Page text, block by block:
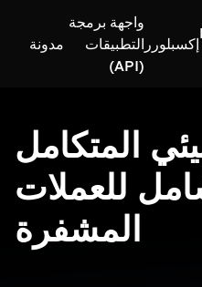
إكسبلورر
واجهة برمجة
التطبيقات
(API)
مدونة
المتكامل
للعملات
المشفرة